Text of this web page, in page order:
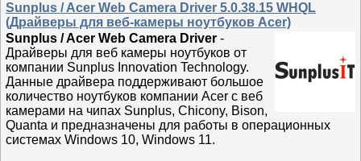
Sunplus / Acer Web Camera Driver 5.0.38.15 WHQL
(Драйверы для веб-камеры ноутбуков Acer)
Sunplus / Acer Web Camera Driver -
Драйверы для веб камеры ноутбуков от
компании Sunplus Innovation Technology.
Данные драйвера поддерживают большое
количество ноутбуков компании Acer с веб
камерами на чипах Sunplus, Chicony, Bison,
Quanta и предназначены для работы в операционных
системах Windows 10, Windows 11.